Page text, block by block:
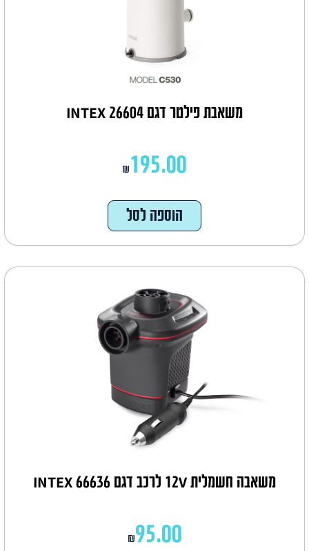
משאבת פילטר דגם INTEX 26604
₪ 195.00
הוספה לסל
משאבה חשמלית 12V לרכב דגם 66636 INTEX
₪95.00